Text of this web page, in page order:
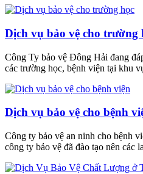
Dịch vụ bảo vệ cho trường
Công Ty bảo vệ Đông Hải đang
các trường học, bệnh viện tại khu
Dịch vụ bảo vệ cho bệnh
Công ty bảo vệ an ninh cho bệnh
công ty bảo vệ đã đào tạo nên các